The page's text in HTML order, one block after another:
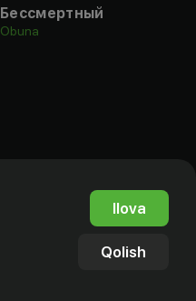
Бессмертный
Obuna
Ilova
Qolish